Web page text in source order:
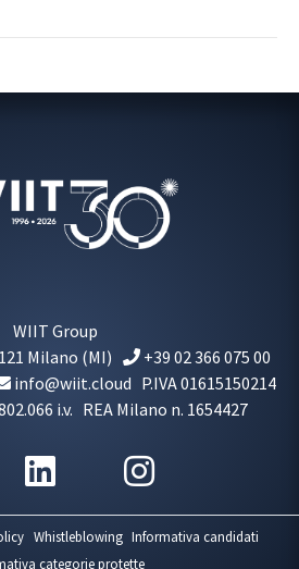
WIIT Group
Milano (MI)
+39 02 366 075 00
info@wiit.cloud P.IVA 01615150214
i.v. REA Milano n. 1654427
Whistleblowing Informativa candidati
categorie protette